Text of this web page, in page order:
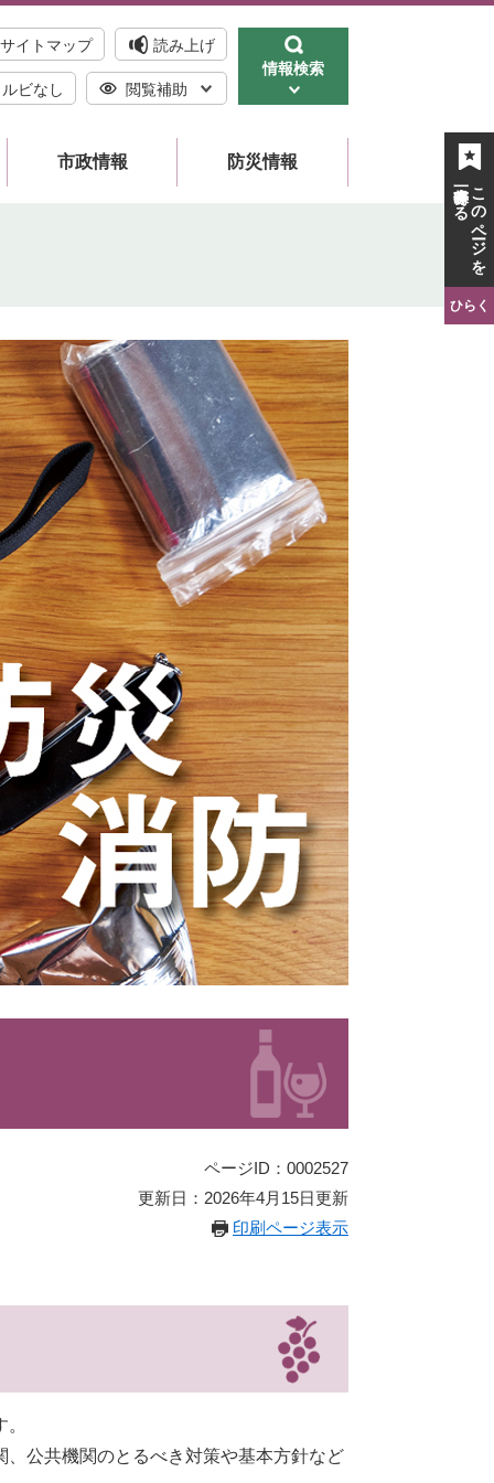
サイトマップ 読み上げ
ルビなし 閲覧補助
情報検索
市政情報 防災情報
ページID：0002527
更新日：2026年4月15日更新
印刷ページ表示
公共機関のとるべき対策や基本方針など
このページを
一時保存する
ひらく